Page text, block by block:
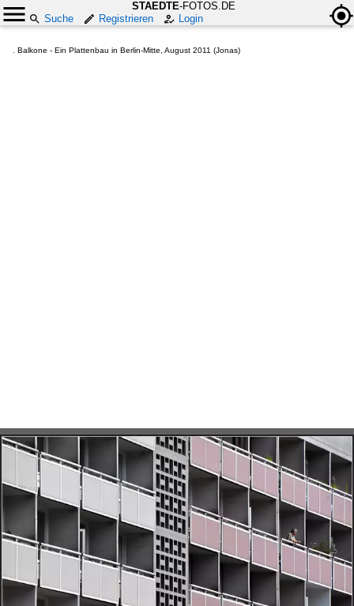
STAEDTE-FOTOS.DE
Suche
Registrieren Login
. Balkone - Ein Plattenbau in Berlin-Mitte, August 2011 (Jonas)